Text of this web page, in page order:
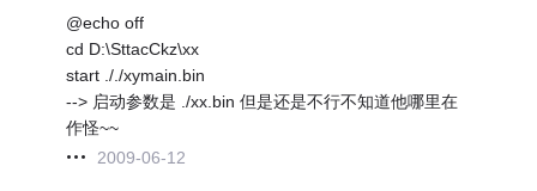
@echo off
cd D:\SttacCkz\xx
start ././xymain.bin
--> 启动参数是 ./xx.bin 但是还是不行不知道他哪里在
作怪~~
2009-06-12